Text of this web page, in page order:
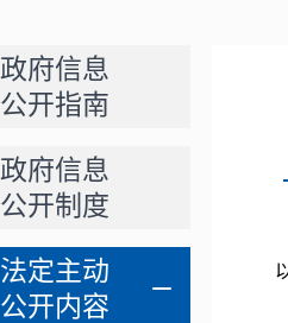
政府信息
公开指南
政府信息
公开制度
法定主动
公开内容